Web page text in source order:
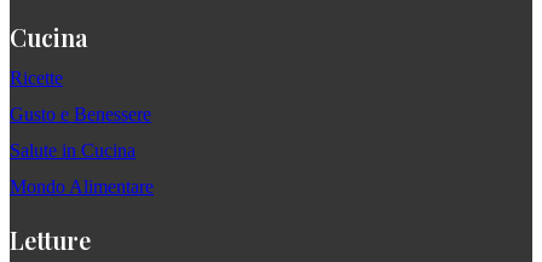
Cucina
Ricette
Gusto e Benessere
Salute in Cucina
Mondo Alimentare
Letture